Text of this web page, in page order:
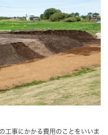
工事にかかる費用のことをいいま